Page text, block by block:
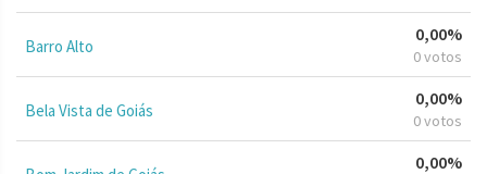
Barro Alto
0,00%
0 votos
Bela Vista de Goiás
0,00%
0 votos
0,00%